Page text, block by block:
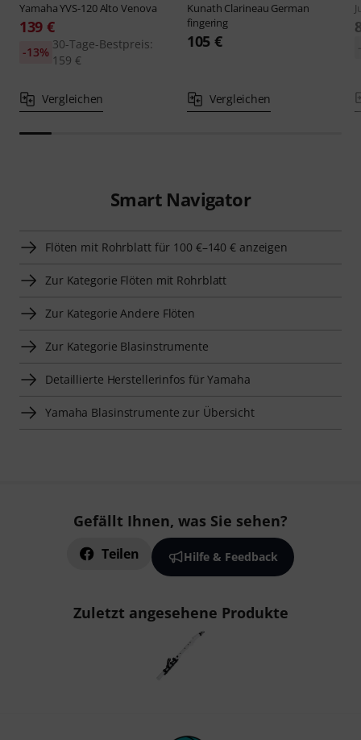
YamahaYVS-120 Alto Venova
139 €
30-Tage-Bestpreis:
159 €
-13%
Vergleichen
Kunath Clarineau German
fingering
105 €
Vergleichen
Smart Navigator
Flöten mit Rohrblatt für 100 €–140 € anzeigen
Zur Kategorie Flöten mit Rohrblatt
Zur Kategorie Andere Flöten
Zur Kategorie Blasinstrumente
Detaillierte Herstellerinfos für Yamaha
Yamaha Blasinstrumente zur Übersicht
Gefällt Ihnen, was Sie sehen?
Teilen Hilfe & Feedback
Zuletzt angesehene Produkte